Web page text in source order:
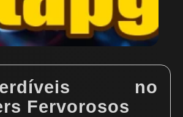
no
Fervorosos